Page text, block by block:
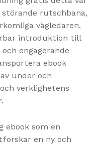
rutschbana,
vägledaren.
introduktion till
engagerande
ebook
under och
verklighetens
ebook som en
en ny och